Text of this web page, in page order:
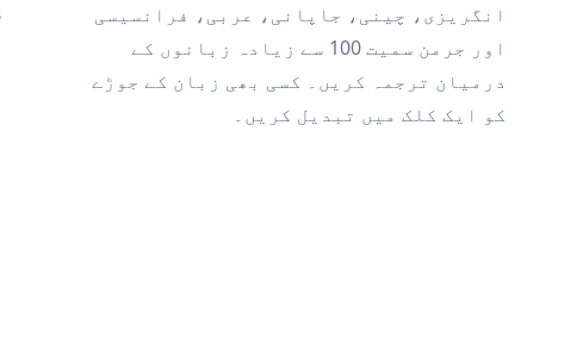
انگریزی، چینی، جاپانی، عربی، فرانسیسی
اور جرمن سمیت 100 سے زیادہ زبانوں کے
درمیان ترجمہ کریں۔ کسی بھی زبان کے جوڑے
کو ایک کلک میں تبدیل کریں۔